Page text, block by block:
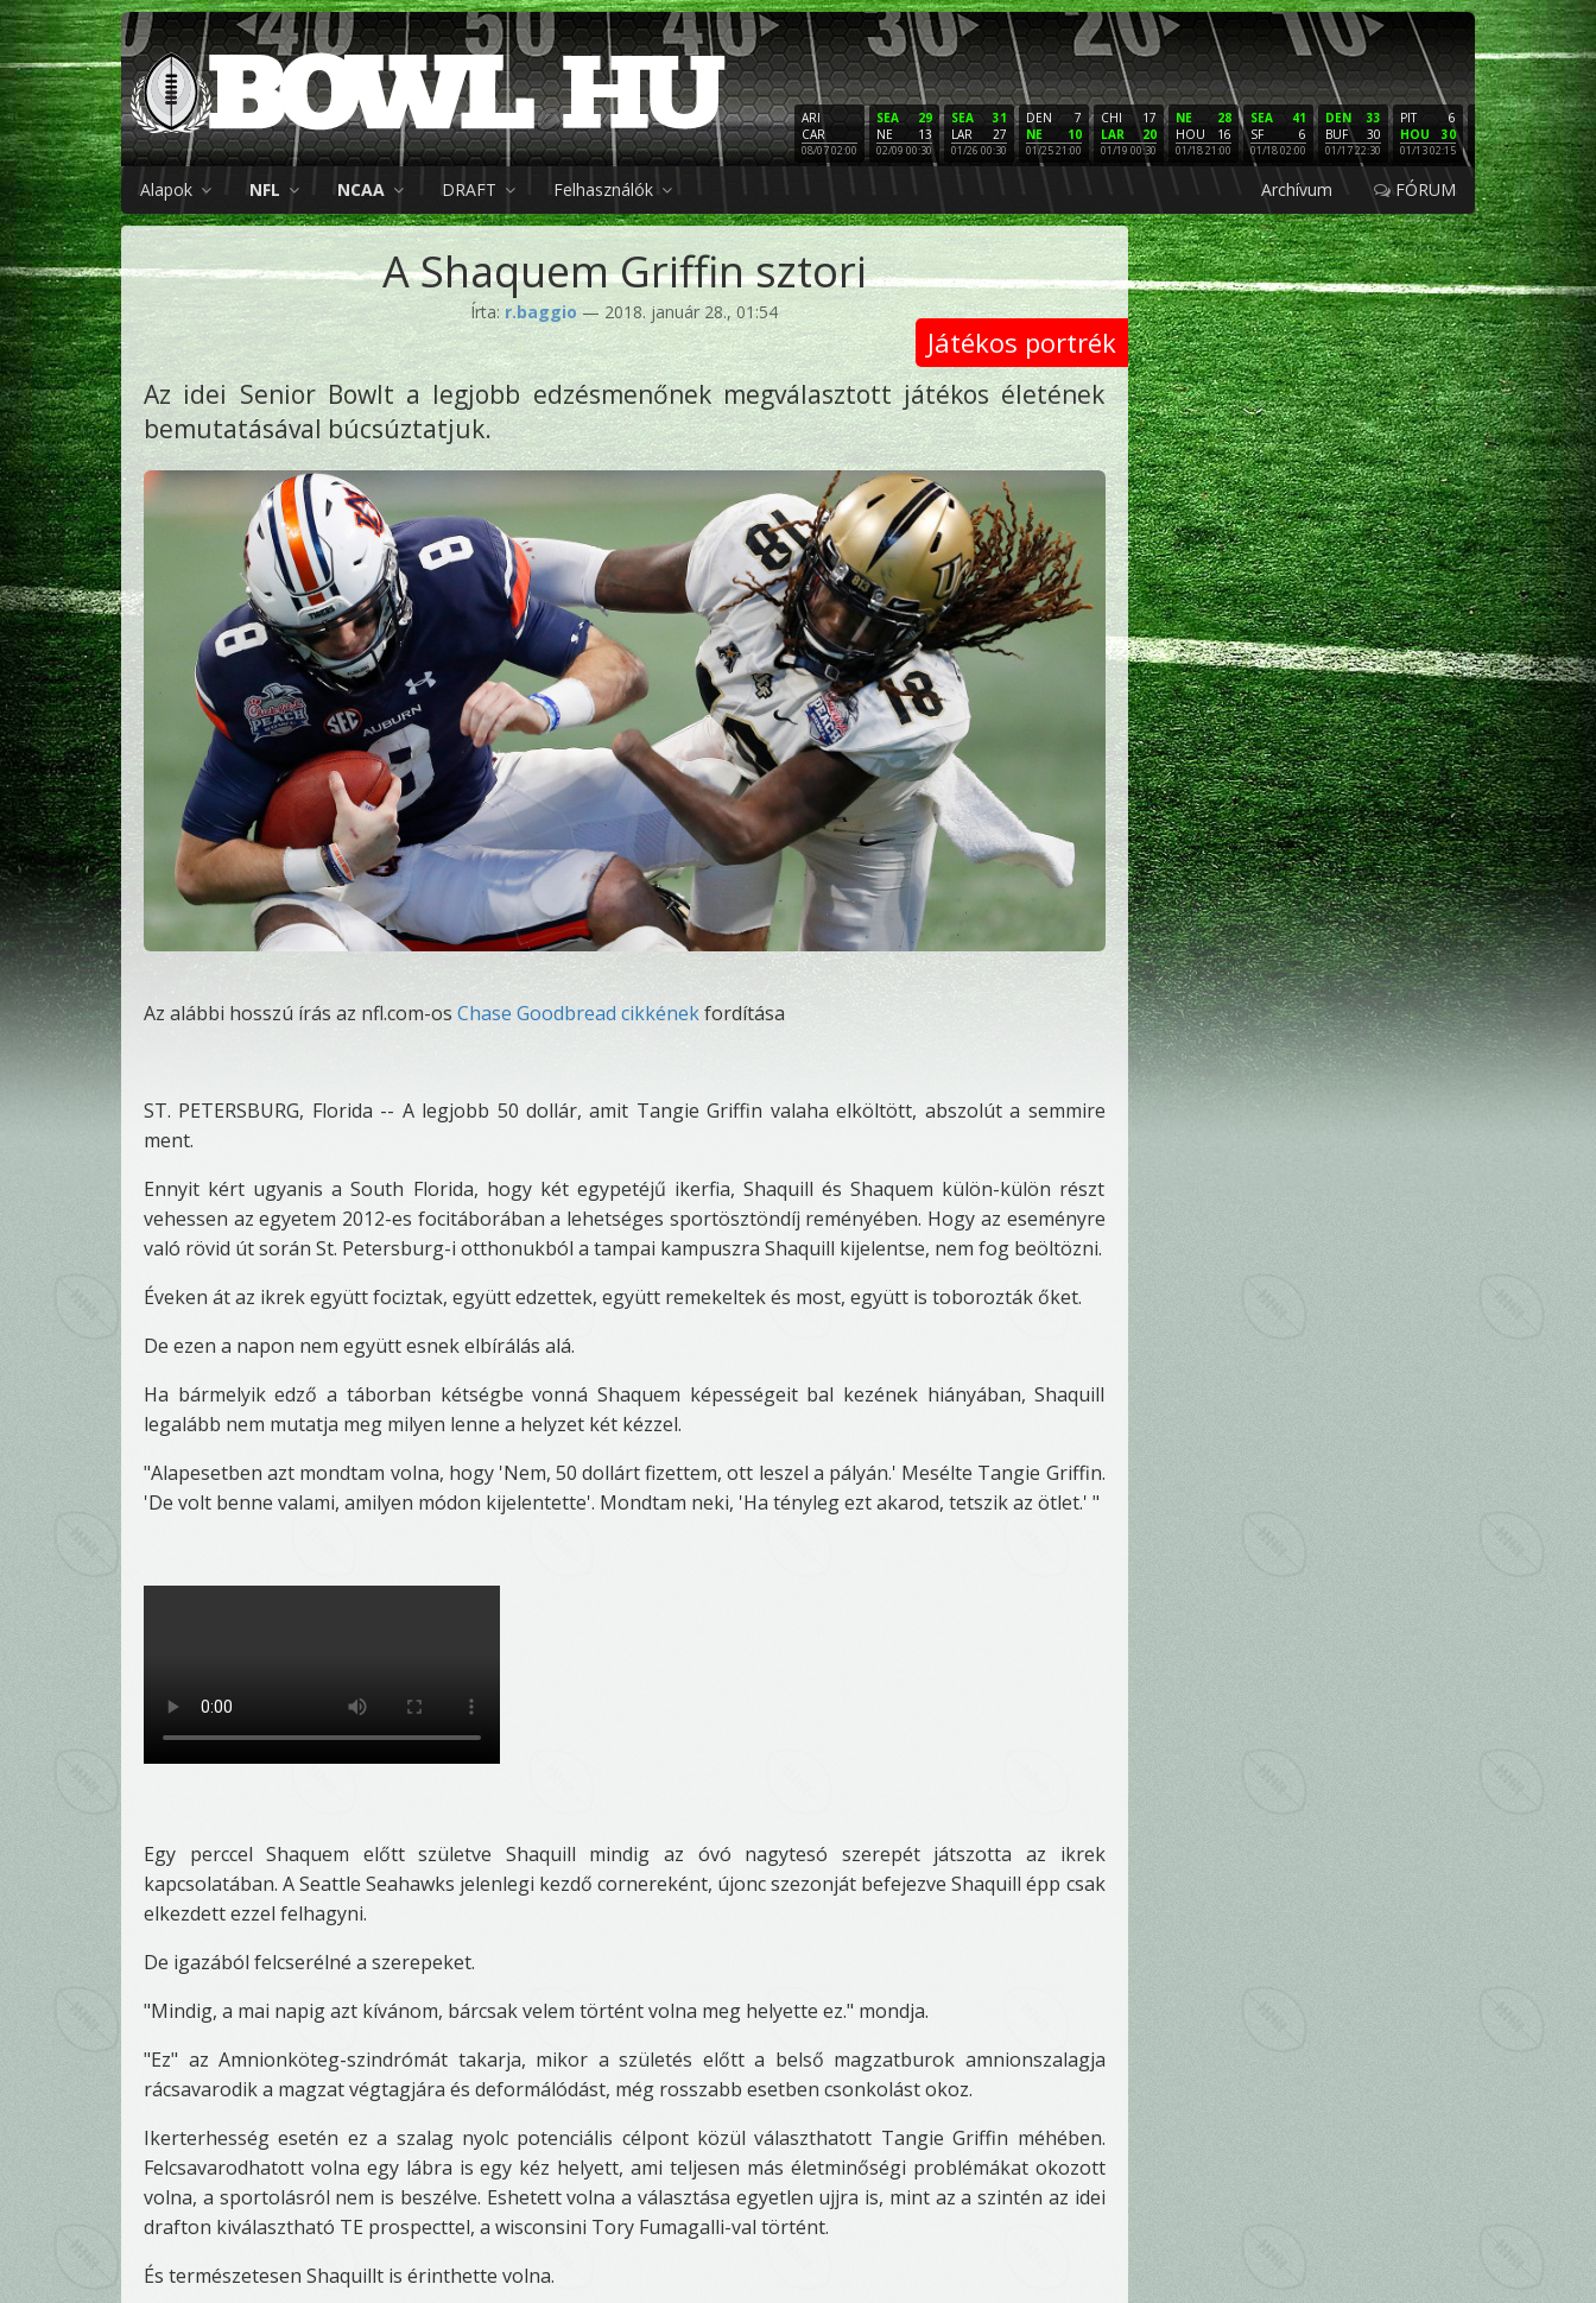
ARI
CAR
08/07 02:00
29
SEA
13
NE
02/09 00:30
31
SEA
27
LAR
01/26 00:30
7
DEN
10
NE
01/25 21:00
17
CHI
20
LAR
01/19 00:30
28
NE
16
HOU
01/18 21:00
41
SEA
6
SF
01/18 02:00
33
DEN
30
BUF
01/17 22:30
6
PIT
30
HOU
01/13 02:15
16
NE
3
LAC
01/12 02:00
PHI
SF
01/11
Alapok NFL NCAA DRAFT Felhasználók Archívum FÓRUM
A Shaquem Griffin sztori
Írta: r.baggio— 2018. január 28., 01:54
Játékos portrék
Az idei Senior Bowlt a legjobb edzésmenőnek megválasztott játékos életének
bemutatásával búcsúztatjuk.
Az alábbi hosszú írás az nfl.com-os Chase Goodbread cikkénekfordítása
ST. PETERSBURG, Florida -- A legjobb 50 dollár, amit Tangie Griffin valaha elköltött, abszolút a semmire
ment.
Ennyit kért ugyanis a South Florida, hogy két egypetéjű ikerfia, Shaquill és Shaquem külön-külön részt
vehessen az egyetem 2012-es focitáborában a lehetséges sportösztöndíj reményében. Hogy az eseményre
való rövid út során St. Petersburg-i otthonukból a tampai kampuszra Shaquill kijelentse, nem fog beöltözni.
Éveken át az ikrek együtt fociztak, együtt edzettek, együtt remekeltek és most, együtt is toborozták őket.
De ezen a napon nem együtt esnek elbírálás alá.
Ha bármelyik edző a táborban kétségbe vonná Shaquem képességeit bal kezének hiányában, Shaquill
legalább nem mutatja meg milyen lenne a helyzet két kézzel.
"Alapesetben azt mondtam volna, hogy 'Nem, 50 dollárt fizettem, ott leszel a pályán.' Mesélte Tangie Griffin.
'De volt benne valami, amilyen módon kijelentette'. Mondtam neki, 'Ha tényleg ezt akarod, tetszik az ötlet.' "
Egy perccel Shaquem előtt születve Shaquill mindig az óvó nagytesó szerepét játszotta az ikrek
kapcsolatában. A Seattle Seahawks jelenlegi kezdő cornereként, újonc szezonját befejezve Shaquill épp csak
elkezdett ezzel felhagyni.
De igazából felcserélné a szerepeket.
"Mindig, a mai napig azt kívánom, bárcsak velem történt volna meg helyette ez." mondja.
"Ez" az Amnionköteg-szindrómát takarja, mikor a születés előtt a belső magzatburok amnionszalagja
rácsavarodik a magzat végtagjára és deformálódást, még rosszabb esetben csonkolást okoz.
Ikerterhesség esetén ez a szalag nyolc potenciális célpont közül választhatott Tangie Griffin méhében.
Felcsavarodhatott volna egy lábra is egy kéz helyett, ami teljesen más életminőségi problémákat okozott
volna, a sportolásról nem is beszélve. Eshetett volna a választása egyetlen ujjra is, mint az a szintén az idei
drafton kiválasztható TE prospecttel, a wisconsini Tory Fumagalli-val történt.
És természetesen Shaquillt is érinthette volna.